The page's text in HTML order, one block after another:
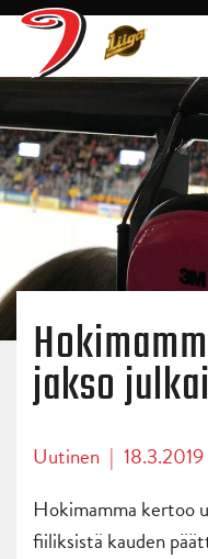
jakso
Uutinen | 18.3.2019
Hokimamma kertoo
fiiliksistä kauden